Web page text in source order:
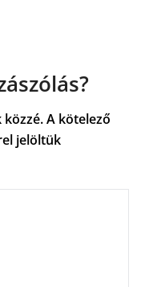
közzé. A kötelező
jelöltük